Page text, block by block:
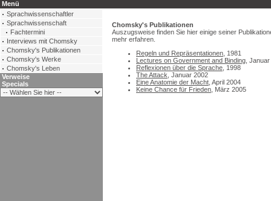
Chomsky's Publikationen
Auszugsweise finden Sie hier einige seiner
mehr erfahren.
Regeln und Repräsentationen , 1981
Lectures on Government and Binding ,
Reflexionen über die Sprache , 1998
The Attack , Januar 2002
Eine Anatomie der Macht , April 2004
Keine Chance für Frieden , März 2005
Menü
Sprachwissenschaftler
Sprachwissenschaft
Fachtermini
Interviews mit Chomsky
Chomsky's Publikationen
Chomsky's Werke
Chomsky's Leben
Verweise
Specials